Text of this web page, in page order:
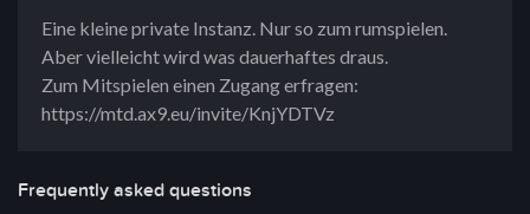
Eine kleine private Instanz. Nur so zum rumspielen.
Aber vielleicht wird was dauerhaftes draus.
Zum Mitspielen einen Zugang erfragen:
https://mtd.ax9.eu/invite/KnjYDTVz
Frequently asked questions